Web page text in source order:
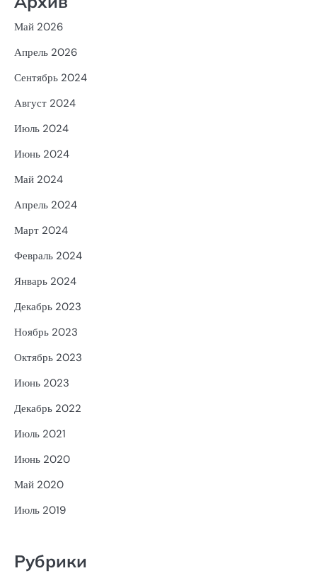
Май 2026
Апрель 2026
Сентябрь 2024
Август 2024
Июль 2024
Июнь 2024
Май 2024
Апрель 2024
Март 2024
Февраль 2024
Январь 2024
Декабрь 2023
Ноябрь 2023
Октябрь 2023
Июнь 2023
Декабрь 2022
Июль 2021
Июнь 2020
Май 2020
Июль 2019
Рубрики